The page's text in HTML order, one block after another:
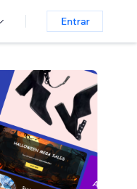
Entrar